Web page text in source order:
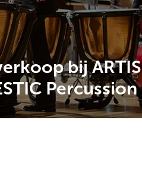
bij ARTIS
Percussion